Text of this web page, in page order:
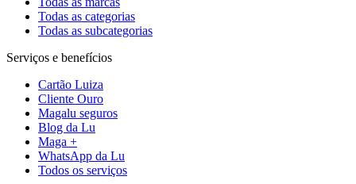
Todas as categorias
Todas as subcategorias
Serviços e benefícios
Cartão Luiza
Cliente Ouro
Magalu seguros
Blog da Lu
Maga +
WhatsApp da Lu
Todos os serviços